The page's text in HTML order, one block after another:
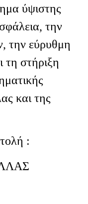
ύψιστης
την
την εύρυθμη
τη στήριξη
και της
: